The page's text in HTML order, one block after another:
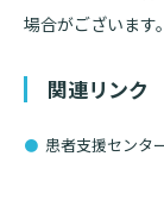
広報誌「と
フロアマップ
院内施設の
当院退職後
場合がございます
関連リンク
患者支援センタ